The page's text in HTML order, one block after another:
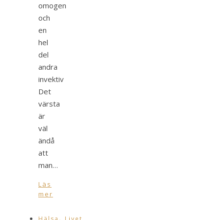
omogen
och
en
hel
del
andra
invektiv
Det
värsta
är
väl
ändå
att
man…
Läs
mer